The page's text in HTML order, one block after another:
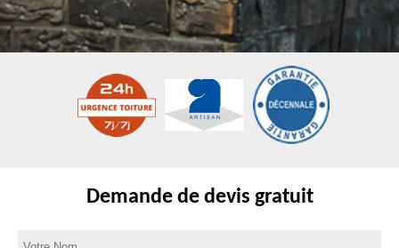
Demande de devis gratuit